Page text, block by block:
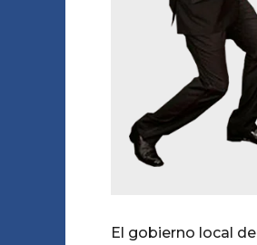
El gobierno local de